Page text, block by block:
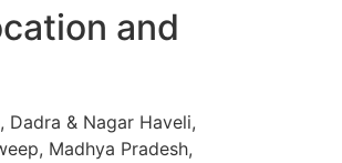
and
Dadra & Nagar Haveli,
Madhya Pradesh,